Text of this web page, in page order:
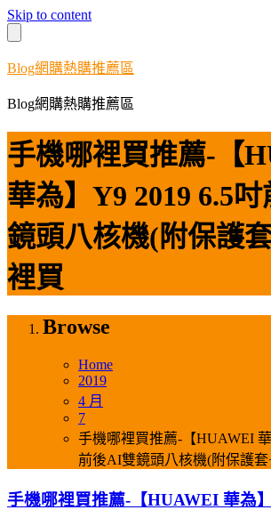
Skip to content
Blog網購熱購推薦區
Blog網購熱購推薦區
手機哪裡買推薦-【
華為】Y9 2019 6.5
鏡頭八核機(附保護
裡買
Browse
Home
2019
4 月
7
手機哪裡買推薦-【HUAWEI
前後AI雙鏡頭八核機(附保護
手機哪裡買推薦-【HUAWEI 華為